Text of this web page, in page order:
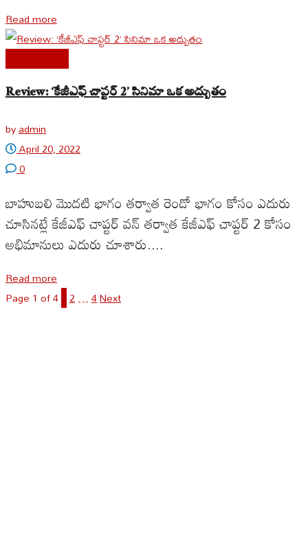
Read more
Review: ‘కేజీఎఫ్ చాప్టర్ 2’ సినిమా ఒక అద్బుతం
byadmin
April 20, 2022
0
బాహుబలి మొదటి భాగం తర్వాత రెండో భాగం కోసం ఎదురు
చూసినట్లే కేజీఎఫ్ చాప్టర్ వన్ తర్వాత కేజీఎఫ్ చాప్టర్ 2 కోసం
అభిమానులు ఎదురు చూశారు....
Read more
Page 1 of 4 2…4Next